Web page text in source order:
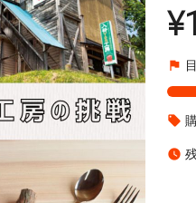
flag
local_offer
watch_later